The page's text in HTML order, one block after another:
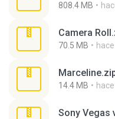
808.4 MB
Camera
70.5 MB
14.4 MB
Sony Vegas